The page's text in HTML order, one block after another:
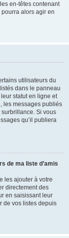
en-têtes contenant
alors agir en
utilisateurs du
dans le panneau
statut en ligne et
les messages publiés
Si vous
qu’il publiera
de ma liste d’amis
les ajouter à votre
directement des
en saisissant leur
de vos listes depuis